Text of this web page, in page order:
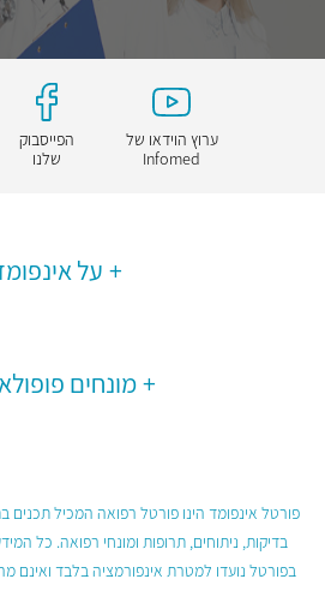
ערוץ הוידאו של
Infomed
הפייסבוק
שלנו
על
מונחים
פורטל אינפומד הינו פורטל רפואה המכיל תכנים
בדיקות, ניתוחים, תרופות ומונחי רפואה. כל
בפורטל נועדו למטרת אינפורמציה בלבד ואינם